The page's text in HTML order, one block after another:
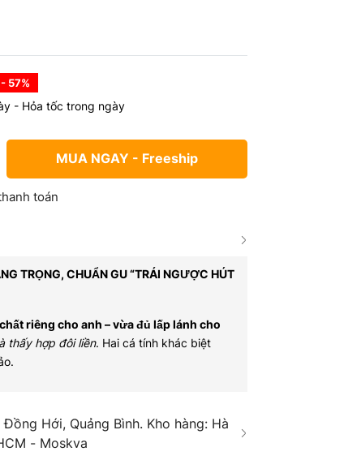
- 57%
- Hỏa tốc trong ngày
MUA NGAY - Freeship
toán
TRỌNG, CHUẨN GU “TRÁI NGƯỢC HÚT
riêng cho anh – vừa đủ lấp lánh cho
thấy hợp đôi liền. Hai cá tính khác biệt
Hới, Quảng Bình. Kho hàng: Hà
- Moskva